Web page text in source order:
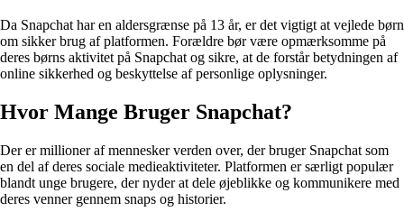
Da Snapchat har en aldersgrænse på 13 år, er det vigtigt at vejlede børn
om sikker brug af platformen. Forældre bør være opmærksomme på
deres børns aktivitet på Snapchat og sikre, at de forstår betydningen af
online sikkerhed og beskyttelse af personlige oplysninger.
Hvor Mange Bruger Snapchat?
Der er millioner af mennesker verden over, der bruger Snapchat som
en del af deres sociale medieaktiviteter. Platformen er særligt populær
blandt unge brugere, der nyder at dele øjeblikke og kommunikere med
deres venner gennem snaps og historier.